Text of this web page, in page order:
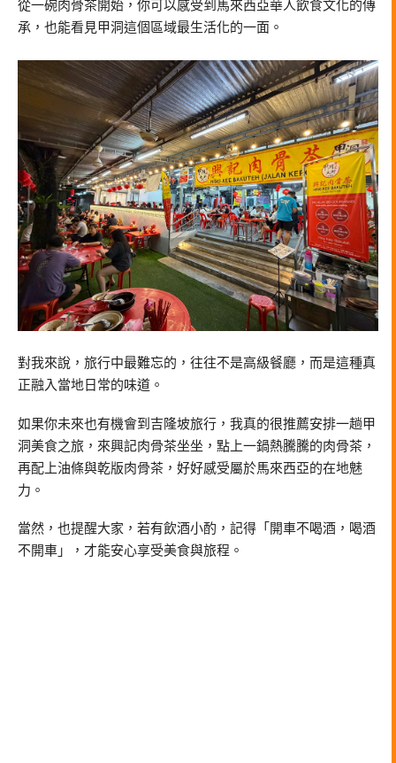
從一碗肉骨茶開始，你可以感受到馬來西亞華人飲食文化的傳
承，也能看見甲洞這個區域最生活化的一面。
對我來說，旅行中最難忘的，往往不是高級餐廳，而是這種真
正融入當地日常的味道。
如果你未來也有機會到 吉隆坡旅行，我真的很推薦安排一趟甲
洞美食之旅，來興記肉骨茶坐坐，點上一鍋熱騰騰的肉骨茶，
再配上油條與乾版肉骨茶，好好感受屬於馬來西亞的在地魅
力。
當然，也提醒大家，若有飲酒小酌，記得「開車不喝酒，喝酒
不開車」，才能安心享受美食與旅程。